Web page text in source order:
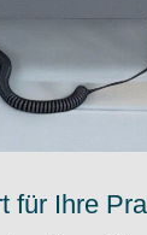
für Ihre